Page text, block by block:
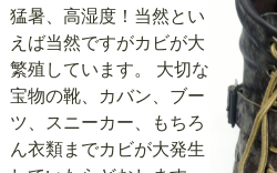
猛暑、高湿度！当然とい
えば当然ですがカビが大
繁殖しています。 大切な
宝物の靴、カバン、ブー
ツ、スニーカー、もちろ
ん衣類までカビが大発生